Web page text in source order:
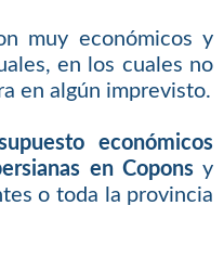
muy económicos y
en los cuales no
en algún imprevisto.
económicos
en Coponsy
o toda la provincia